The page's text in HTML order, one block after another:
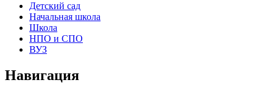
Детский сад
Начальная школа
Школа
НПО и СПО
ВУЗ
Навигация